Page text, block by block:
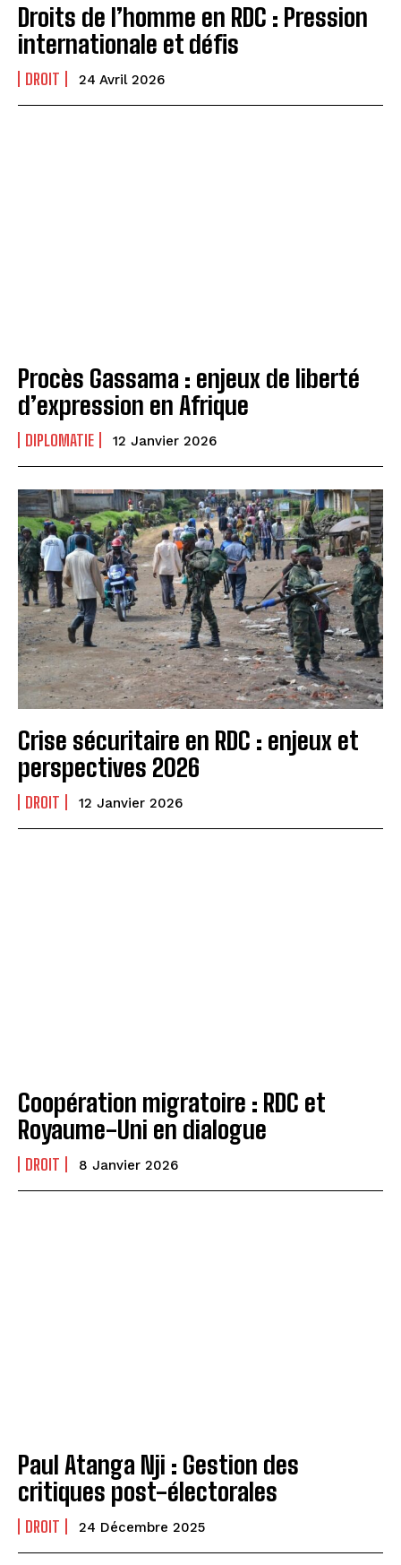
Droits de l’homme en RDC : Pression
internationale et défis
DROIT 24 Avril 2026
Procès Gassama : enjeux de liberté
d’expression en Afrique
DIPLOMATIE 12 Janvier 2026
Crise sécuritaire en RDC : enjeux et
perspectives 2026
DROIT 12 Janvier 2026
Coopération migratoire : RDC et
Royaume-Uni en dialogue
DROIT 8 Janvier 2026
Paul Atanga Nji : Gestion des
critiques post-électorales
DROIT 24 Décembre 2025